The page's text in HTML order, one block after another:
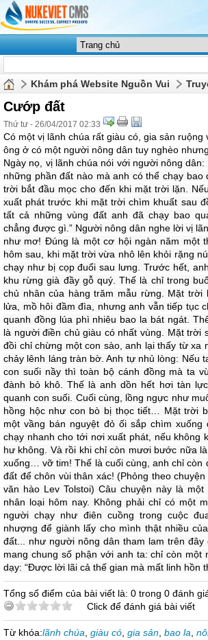
Khám phá Website Nguồn Vui
Cướp đất
Thứ tư - 26/04/2017 02:33
Có một vị lãnh chúa rất giàu có, gia sản
ông ở có một người nông dân tuy nghèo
Ngày nọ, vị lãnh chúa nói với người nông dân:
những phần đất nào mà anh có thể chạy bao
trời bắt đầu mọc cho đến khi mặt trời lặn.
xuất phát trước khi mặt trời chìm khuất sau
tất cả những vùng đất anh đã chạy bao
chẳng được gì.” Người nông dân nghe lời vị
như mơ! Đúng là một cơ hội ngàn năm một
hôm sau, khi mặt trời vừa nhô lên khỏi rặng
chạy như bị cọp đuổi sau lưng. Trước hết,
khu rừng già đầy gỗ quý. Thế là chỉ trong
chủ nhân của hàng trăm mẫu rừng. Mặt trời
lửa, mồ hôi đầm đìa, nhưng anh vẫn tiếp tục
quanh đồng lúa phì nhiêu bao la bát ngát.
là người điền chủ giàu có nhất vùng. Mặt trời
đồi chỉ chừng một con sào, anh lại thấy từ xa
chảy lênh láng tràn bờ. Anh tự nhủ lòng: Nếu
con suối nầy thì toàn bộ cánh đồng mà ta
đành bỏ khô. Thế là anh dồn hết hơi tàn
quanh con suối. Cuối cùng, lồng ngực như
hồng hộc như con bò bị thọc tiết… Mặt trời
một vầng bán nguyệt đỏ ối sắp chìm xuống
chạy nhanh cho tới nơi xuất phát, nếu không
hư không. Và rồi khi chỉ còn mươi bước nữa
xuống… vỡ tim! Thế là cuối cùng, anh chỉ còn
đất để chôn vùi thân xác! (Phỏng theo chuyện
văn hào Lev Tolstoi) Câu chuyện này là
nhân loại hôm nay. Không phải chỉ có một
người chạy như điên cuồng trong cuộc
nhượng để giành lấy cho mình thật nhiều
đất... như người nông dân tham lam trên đây
mang chung số phận với anh ta: chỉ còn một
dạy: “Được lời lãi cả thế gian mà mất linh hồn
Tổng số điểm của bài viết là: 0 trong 0 đánh
Click để đánh giá bài viết
Từ khóa:lãnh chúa giàu có gia sản bao la